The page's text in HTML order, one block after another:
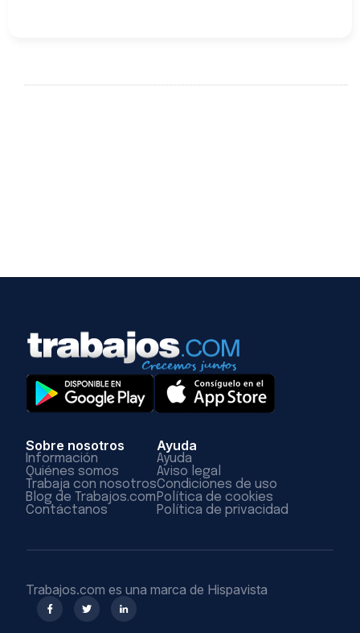
Sobre nosotros
Información
Quiénes somos
Trabaja con nosotros
Blog de Trabajos.com
Contáctanos
Ayuda
Ayuda
Aviso legal
Condiciones de uso
Política de cookies
Política de privacidad
Trabajos.com es una marca de Hispavista